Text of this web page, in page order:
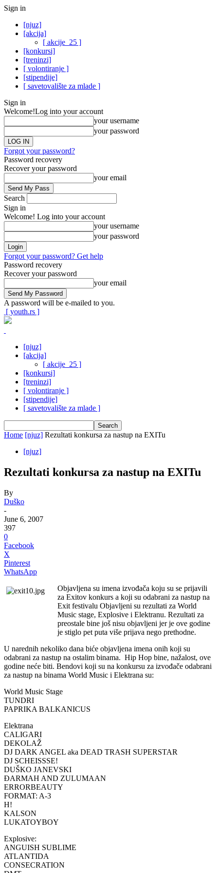
Sign in
[njuz]
[akcija]
[ akcije_25 ]
[konkursi]
[treninzi]
[ volontiranje ]
[stipendije]
[ savetovalište za mlade ]
Sign in
Welcome!Log into your account
your username
your password
Forgot your password?
Password recovery
Recover your password
your email
Search
Sign in
Welcome! Log into your account
your username
your password
Forgot your password? Get help
Password recovery
Recover your password
your email
A password will be e-mailed to you.
[ youth.rs ]
[njuz]
[akcija]
[ akcije_25 ]
[konkursi]
[treninzi]
[ volontiranje ]
[stipendije]
[ savetovalište za mlade ]
Home [njuz] Rezultati konkursa za nastup na EXITu
[njuz]
Rezultati konkursa za nastup na EXITu
By
Duško
-
June 6, 2007
397
0
Facebook
X
Pinterest
WhatsApp
Objavljena su imena izvođača koju su se prijavili
za Exitov konkurs a koji su odabrani za nastup na
Exit festivalu Objavljeni su rezultati za World
Music stage, Explosive i Elektranu. Rezultati za
preostale bine još nisu objavljeni jer je ove godine
je stiglo pet puta više prijava nego prethodne.
U narednih nekoliko dana biće objavljena imena onih koji su
odabrani za nastup na ostalim binama. Hip Hop bine, nažalost, ove
godine neće biti. Bendovi koji su na konkursu za izvođače odabrani
za nastup na binama World Music i Elektrana su:
World Music Stage
TUNDRI
PAPRIKA BALKANICUS
Elektrana
CALIGARI
DEKOLAŽ
DJ DARK ANGEL aka DEAD TRASH SUPERSTAR
DJ SCHEISSSE!
DUŠKO JANEVSKI
ĐARMAH AND ZULUMAAN
ERRORBEAUTY
FORMAT: A-3
H!
KALSON
LUKATOYBOY
Explosive:
ANGUISH SUBLIME
ATLANTIDA
CONSECRATION